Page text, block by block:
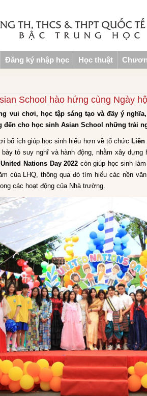
Đăng ký nhập học Học thuật
School hào hứng cùng Ngày
vui chơi, học tập sáng tạo và đầy ý
đến cho học sinh Asian School những trải
bổ ích giúp học sinh hiểu hơn về tổ chức Liên
tỏ suy nghĩ và hành động, nhằm xây
United Nations Day 2022 còn giúp học sinh
của LHQ, thông qua đó tìm hiểu các nền
các hoạt động của Nhà trường.